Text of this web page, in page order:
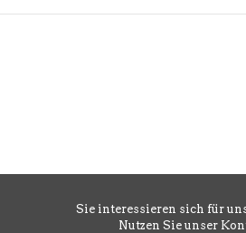
Sie interessieren sich für
Nutzen Sie unser